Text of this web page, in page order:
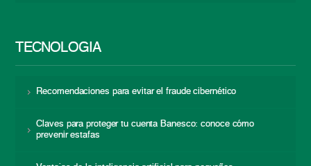
TECNOLOGÍA
Recomendaciones para evitar el fraude cibernético
Claves para proteger tu cuenta Banesco: conoce cómo
prevenir estafas